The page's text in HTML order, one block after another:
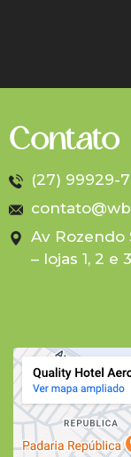
Contato
(27) 99929-
Av Rozendo
– lojas 1, 2 e